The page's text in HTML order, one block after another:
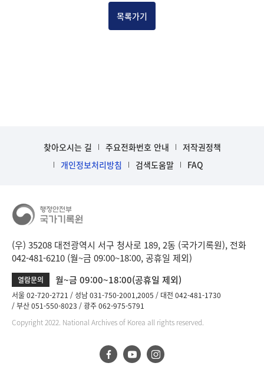
목록가기
찾아오시는 길 주요전화번호 안내
저작권정책
개인정보처리방침
검색도움말 FAQ
(우) 35208 대전광역시 서구 청사로 189, 2동 (국가기록원), 전화
042-481-6210 (월~금 09:00~18:00, 공휴일 제외)
열람문의 월~금 09:00~18:00(공휴일 제외)
서울 02-720-2721 성남 031-750-2001,2005
대전 042-481-1730
부산 051-550-8023
광주 062-975-5791
Copyright 2022. National Archives of Korea all rights reserved.